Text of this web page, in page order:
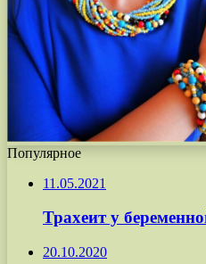
Популярное
11.05.2021
Трахеит у
20.10.2020